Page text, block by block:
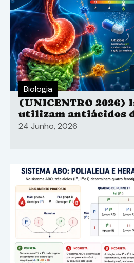
Biologia
(UNICENTRO 2026)
utilizam antiácidos
prolongada podem
24 Junho, 2026